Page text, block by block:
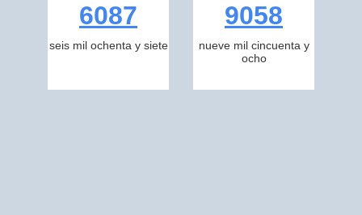
6087
seis mil ochenta y siete
9058
nueve mil cincuenta y
ocho